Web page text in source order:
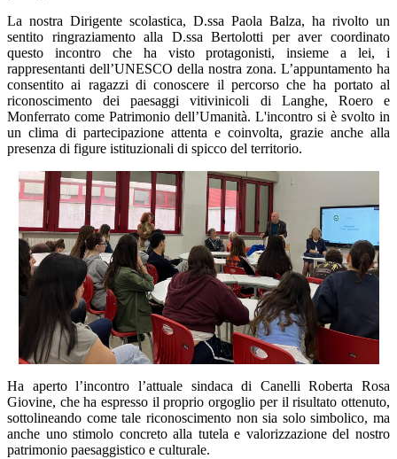
La nostra Dirigente scolastica, D.ssa Paola Balza, ha rivolto un
sentito ringraziamento alla D.ssa Bertolotti per aver coordinato
questo incontro che ha visto protagonisti, insieme a lei, i
rappresentanti dell’UNESCO della nostra zona. L’appuntamento ha
consentito ai ragazzi di conoscere il percorso che ha portato al
riconoscimento dei paesaggi vitivinicoli di Langhe, Roero e
Monferrato come Patrimonio dell’Umanità. L'incontro si è svolto in
un clima di partecipazione attenta e coinvolta, grazie anche alla
presenza di figure istituzionali di spicco del territorio.
Ha aperto l’incontro l’attuale sindaca di Canelli Roberta Rosa
Giovine, che ha espresso il proprio orgoglio per il risultato ottenuto,
sottolineando come tale riconoscimento non sia solo simbolico, ma
anche uno stimolo concreto alla tutela e valorizzazione del nostro
patrimonio paesaggistico e culturale.